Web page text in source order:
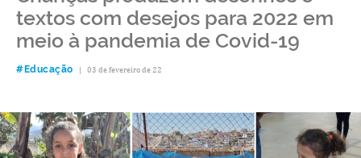
textos com desejos para 2022 em
meio à pandemia de Covid-19
#Educação | 03 de fevereiro de 22